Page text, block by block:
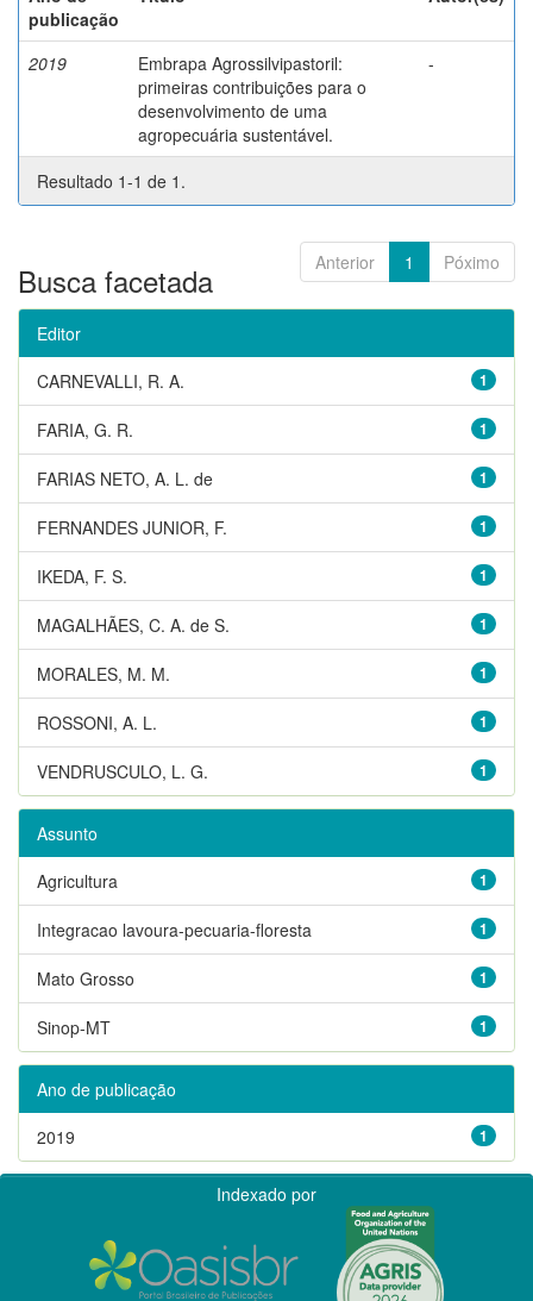
publicação
2019
Embrapa Agrossilvipastoril:
primeiras contribuições para o
desenvolvimento de uma
agropecuária sustentável.
-
Resultado 1-1 de 1.
Anterior 1 Póximo
Busca facetada
Editor
1
CARNEVALLI, R. A.
1
FARIA, G. R.
1
FARIAS NETO, A. L. de
1
FERNANDES JUNIOR, F.
1
IKEDA, F. S.
1
MAGALHÃES, C. A. de S.
1
MORALES, M. M.
1
ROSSONI, A. L.
1
VENDRUSCULO, L. G.
Assunto
1
Agricultura
1
Integracao lavoura-pecuaria-floresta
1
Mato Grosso
1
Sinop-MT
Ano de publicação
1
2019
Indexado por